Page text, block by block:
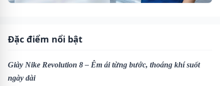
Đặc điểm nổi bật
Giày Nike Revolution 8 – Êm ái từng bước, thoáng khí suốt
ngày dài